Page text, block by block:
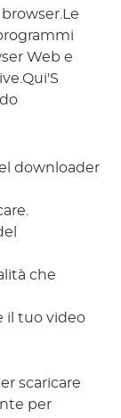
Web e
downloader
che
il tuo video
scaricare
per